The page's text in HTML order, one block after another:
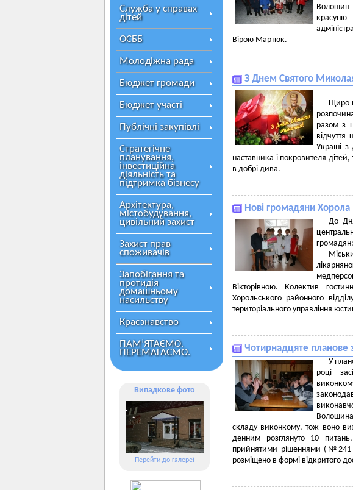
Служба у справах
дітей
ОСББ
Молодіжна рада
Бюджет громади
Бюджет участі
Публічні закупівлі
Стратегічне
планування,
інвестиційна
діяльність та
підтримка бізнесу
Архітектура,
містобудування,
цивільний захист
Захист прав
споживачів
Запобігання та
протидія
домашньому
насильству
Краєзнавство
ПАМ’ЯТАЄМО.
ПЕРЕМАГАЄМО.
Випадкове фото
Перейти до галереї
Волошин
красуню
Вірою Мартюк.
З Днем Святого
Щиро
разом з
відчуття
Україні
наставника і покровителя
в добрі дива.
Нові громадяни Хорола
До
Вікторівною. Колектив
Хорольського районного
територіального управління
Чотирнадцяте планове
У
році
складу виконкому, тож воно
денним розглянуто 10
прийнятими рішеннями (№241-
розміщено в формі відкритого